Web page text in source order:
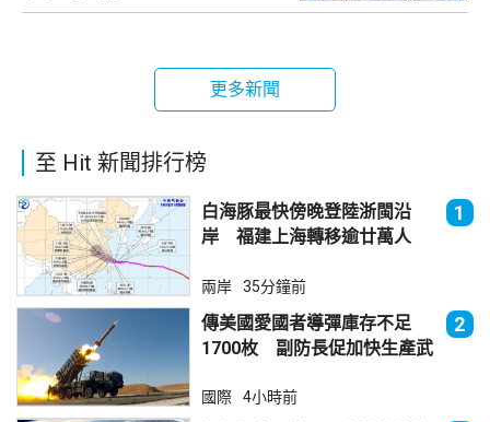
更多新聞
至 Hit 新聞排行榜
白海豚最快傍晚登陸浙閩沿
岸 福建上海轉移逾廿萬人
1
兩岸 35分鐘前
傳美國愛國者導彈庫存不足
1700枚 副防長促加快生產武
2
國際 4小時前